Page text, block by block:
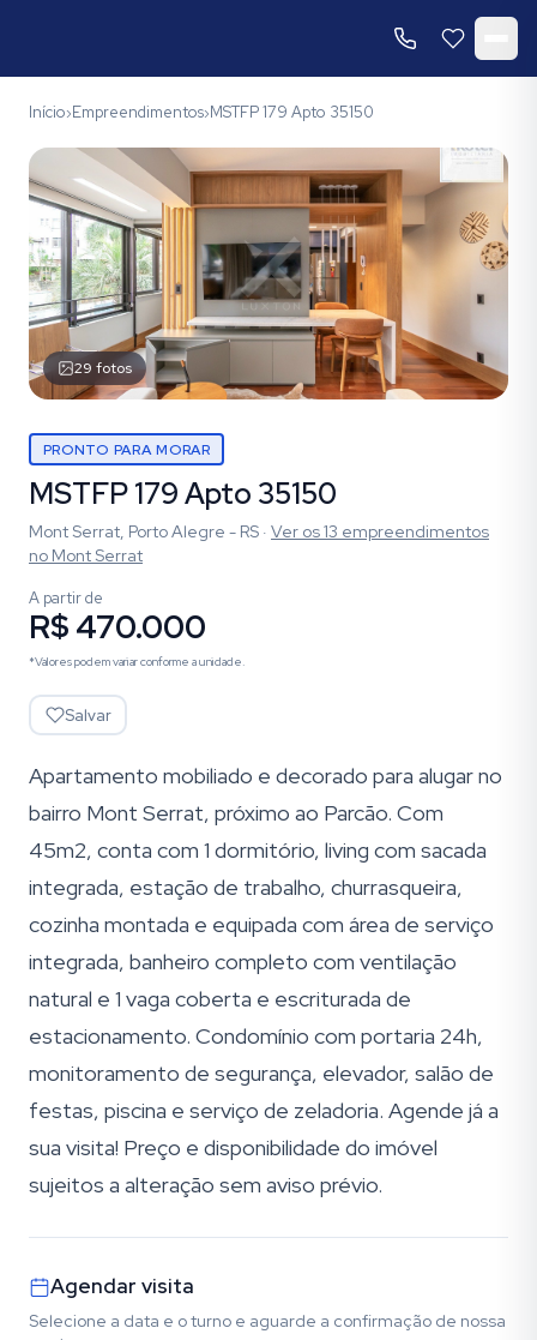
Início›Empreendimentos›MSTFP 179 Apto 35150
29 fotos
PRONTO PARA MORAR
MSTFP 179 Apto 35150
Mont Serrat, Porto Alegre - RS · Ver os13 empreendimentos
no Mont Serrat
A partir de
R$ 470.000
*Valores podem variar conforme a unidade.
Salvar
Apartamento mobiliado e decorado para alugar no
bairro Mont Serrat, próximo ao Parcão. Com
45m2, conta com 1 dormitório, living com sacada
integrada, estação de trabalho, churrasqueira,
cozinha montada e equipada com área de serviço
integrada, banheiro completo com ventilação
natural e 1 vaga coberta e escriturada de
estacionamento. Condomínio com portaria 24h,
monitoramento de segurança, elevador, salão de
festas, piscina e serviço de zeladoria. Agende já a
sua visita! Preço e disponibilidade do imóvel
sujeitos a alteração sem aviso prévio.
Agendar visita
Selecione a data e o turno e aguarde a confirmação de nossa